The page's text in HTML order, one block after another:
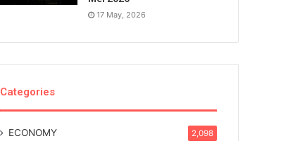
17 May, 2026
Categories
ECONOMY 2,098